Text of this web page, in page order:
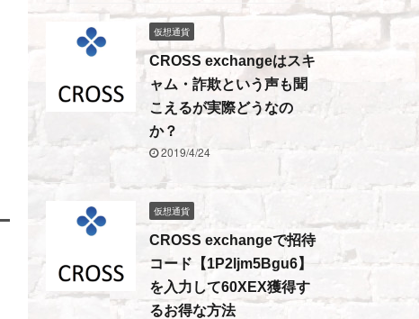
仮想通貨
CROSS exchangeはスキ
ャム・詐欺という声も聞
こえるが実際どうなの
か？
2019/4/24
仮想通貨
CROSS exchangeで招待
コード【1P2ljm5Bgu6】
を入力して60XEX獲得す
るお得な方法